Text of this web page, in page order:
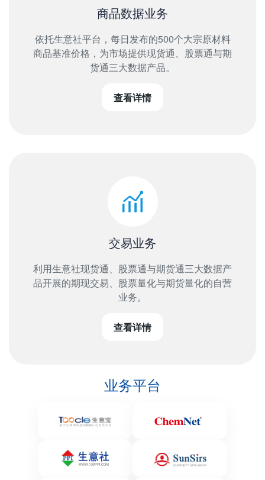
商品数据业务
依托生意社平台，每日发布的500个大宗原材料
商品基准价格，为市场提供现货通、股票通与期
货通三大数据产品。
查看详情
交易业务
利用生意社现货通、股票通与期货通三大数据产
品开展的期现交易、股票量化与期货量化的自营
业务。
查看详情
业务平台